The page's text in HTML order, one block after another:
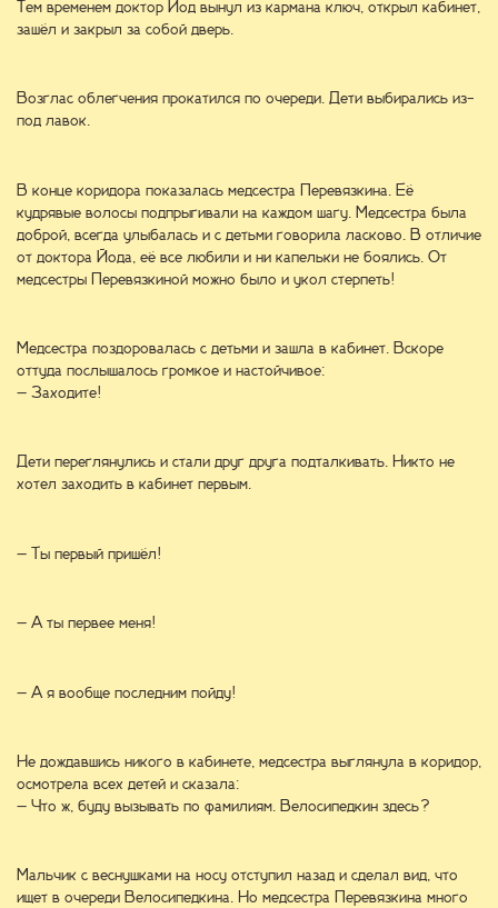
Тем временем доктор Йод вынул из кармана ключ, открыл кабинет,
зашёл и закрыл за собой дверь.
Возглас облегчения прокатился по очереди. Дети выбирались из-
под лавок.
В конце коридора показалась медсестра Перевязкина. Её
кудрявые волосы подпрыгивали на каждом шагу. Медсестра была
доброй, всегда улыбалась и с детьми говорила ласково. В отличие
от доктора Йода, её все любили и ни капельки не боялись. От
медсестры Перевязкиной можно было и укол стерпеть!
Медсестра поздоровалась с детьми и зашла в кабинет. Вскоре
оттуда послышалось громкое и настойчивое:
– Заходите!
Дети переглянулись и стали друг друга подталкивать. Никто не
хотел заходить в кабинет первым.
– Ты первый пришёл!
– А ты первее меня!
– А я вообще последним пойду!
Не дождавшись никого в кабинете, медсестра выглянула в коридор,
осмотрела всех детей и сказала:
– Что ж, буду вызывать по фамилиям. Велосипедкин здесь?
Мальчик с веснушками на носу отступил назад и сделал вид, что
ищет в очереди Велосипедкина. Но медсестра Перевязкина много